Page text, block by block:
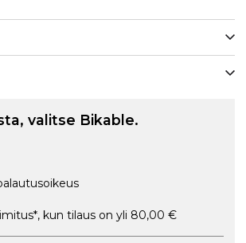
valitse Bikable.
kun tilaus on yli 80,00 €